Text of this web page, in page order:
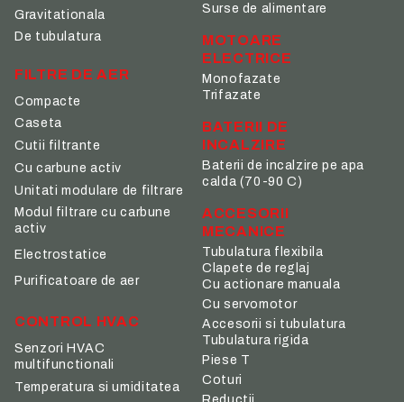
Gravitationala
De tubulatura
FILTRE DE AER
Compacte
Caseta
Cutii filtrante
Cu carbune activ
Unitati modulare de filtrare
Modul filtrare cu carbune
activ
Electrostatice
Purificatoare de aer
CONTROL HVAC
Senzori HVAC
multifunctionali
Temperatura si umiditatea
Surse de alimentare
MOTOARE
ELECTRICE
Monofazate
Trifazate
BATERII DE
INCALZIRE
Baterii de incalzire pe apa
calda (70-90 C)
ACCESORII
MECANICE
Tubulatura flexibila
Clapete de reglaj
Cu actionare manuala
Cu servomotor
Accesorii si tubulatura
Tubulatura rigida
Piese T
Coturi